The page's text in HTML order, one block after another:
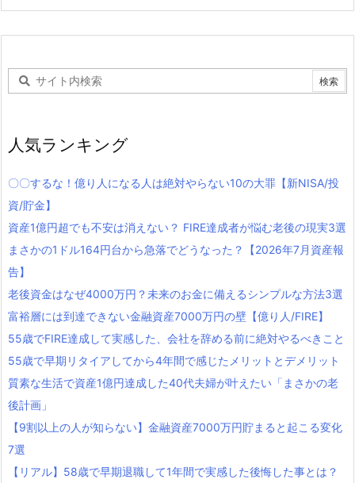
人気ランキング
〇〇するな！億り人になる人は絶対やらない10の大罪【新NISA/投
資/貯金】
資産1億円超でも不安は消えない？ FIRE達成者が悩む老後の現実3選
まさかの1ドル164円台から急落でどうなった？【2026年7月資産報
告】
老後資金はなぜ4000万円？未来のお金に備えるシンプルな方法3選
富裕層には到達できない金融資産7000万円の壁【億り人/FIRE】
55歳でFIRE達成して実感した、会社を辞める前に絶対やるべきこと
55歳で早期リタイアしてから4年間で感じたメリットとデメリット
質素な生活で資産1億円達成した40代夫婦が叶えたい「まさかの老
後計画」
【9割以上の人が知らない】金融資産7000万円貯まると起こる変化
7選
【リアル】58歳で早期退職して1年間で実感した後悔した事とは？